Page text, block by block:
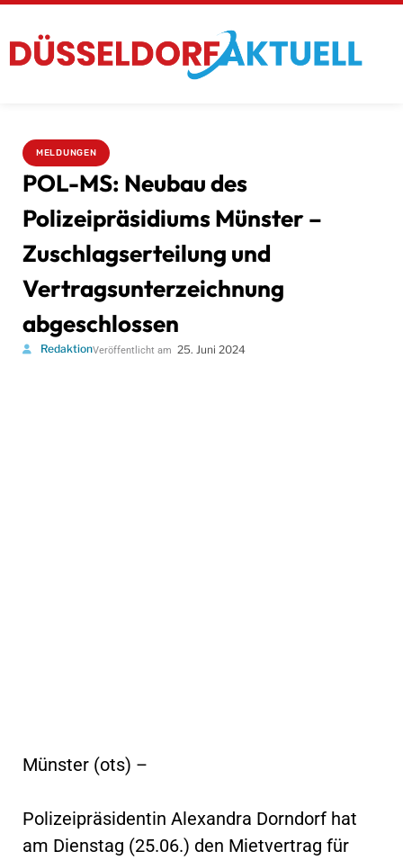
MELDUNGEN
POL-MS: Neubau des
Polizeipräsidiums Münster –
Zuschlagserteilung und
Vertragsunterzeichnung
abgeschlossen
RedaktionVeröffentlicht am 25. Juni 2024
Münster (ots) –
Polizeipräsidentin Alexandra Dorndorf hat
am Dienstag (25.06.) den Mietvertrag für